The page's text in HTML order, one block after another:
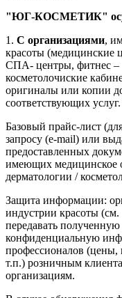
"ЮГ-КОСМЕТИК"
1. С организациями,
красоты (медицинские
СПА- центры, фитнес –
косметолочиские
оригиналы или копии
соответствующих услуг.
Базовый прайс-лист
запросу (e-mail) или
предоставленных
имеющих медицинское
дерматологии /
Защита информации:
индустрии красоты
передавать
конфиденциальную
профессионалов (цены,
т.п.) розничным
организациям.